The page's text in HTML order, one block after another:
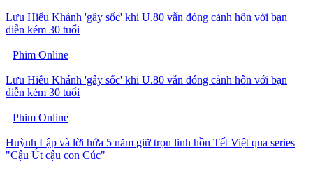
Lưu Hiểu Khánh 'gây sốc' khi U.80 vẫn đóng cảnh hôn với bạn
diễn kém 30 tuổi
Phim Online
Lưu Hiểu Khánh 'gây sốc' khi U.80 vẫn đóng cảnh hôn với bạn
diễn kém 30 tuổi
Phim Online
Huỳnh Lập và lời hứa 5 năm giữ trọn linh hồn Tết Việt qua series
"Cậu Út cậu con Cúc"